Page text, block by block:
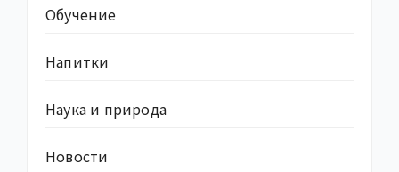
Обучение
Напитки
Наука и природа
Новости